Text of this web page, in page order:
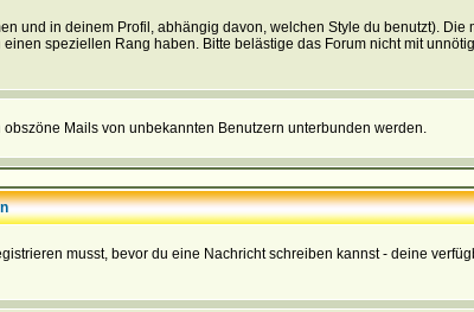
und in deinem Profil, abhängig davon, welchen Style du benutzt). Die
speziellen Rang haben. Bitte belästige das Forum nicht mit
Mails von unbekannten Benutzern unterbunden werden.
musst, bevor du eine Nachricht schreiben kannst - deine